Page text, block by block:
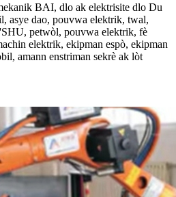
BAI, dlo ak elektrisite dlo Du
asye dao, pouvwa elektrik, twal,
petwòl, pouvwa elektrik, fè
elektrik, ekipman espò, ekipman
amann enstriman sekrè ak lòt